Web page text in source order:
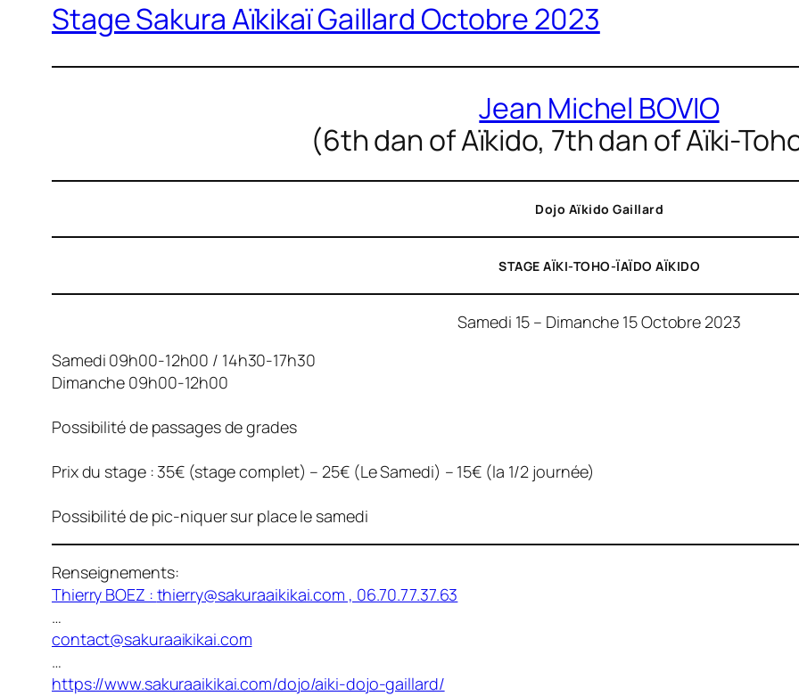
Stage Sakura Aïkikaï Gaillard Octobre 2023
Jean Michel BOVIO
(6th dan of Aïkido, 7th dan of Aïki-
Dojo Aïkido Gaillard
STAGE AÏKI-TOHO-ÏAÏDO AÏKIDO
Samedi 15 – Dimanche 15 Octobre 2023
Samedi 09h00-12h00 / 14h30-17h30
Dimanche 09h00-12h00
Possibilité de passages de grades
Prix du stage : 35€ (stage complet) – 25€ (Le Samedi) – 15€ (la 1/2 journée)
Possibilité de pic-niquer sur place le samedi
Renseignements:
Thierry BOEZ : thierry@sakuraaikikai.com , 06.70.77.37.63
…
contact@sakuraaikikai.com
…
https://www.sakuraaikikai.com/dojo/aiki-dojo-gaillard/